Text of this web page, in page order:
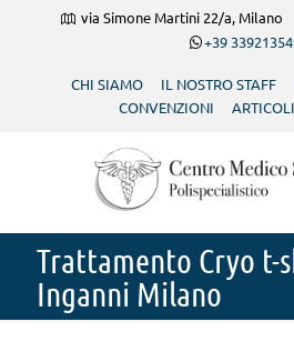
via Simone Martini 22/a, Milano
+39
CHI SIAMO IL NOSTRO STAFF
CONVENZIONI
ARTICOLI
Trattamento Cryo t-
Inganni Milano